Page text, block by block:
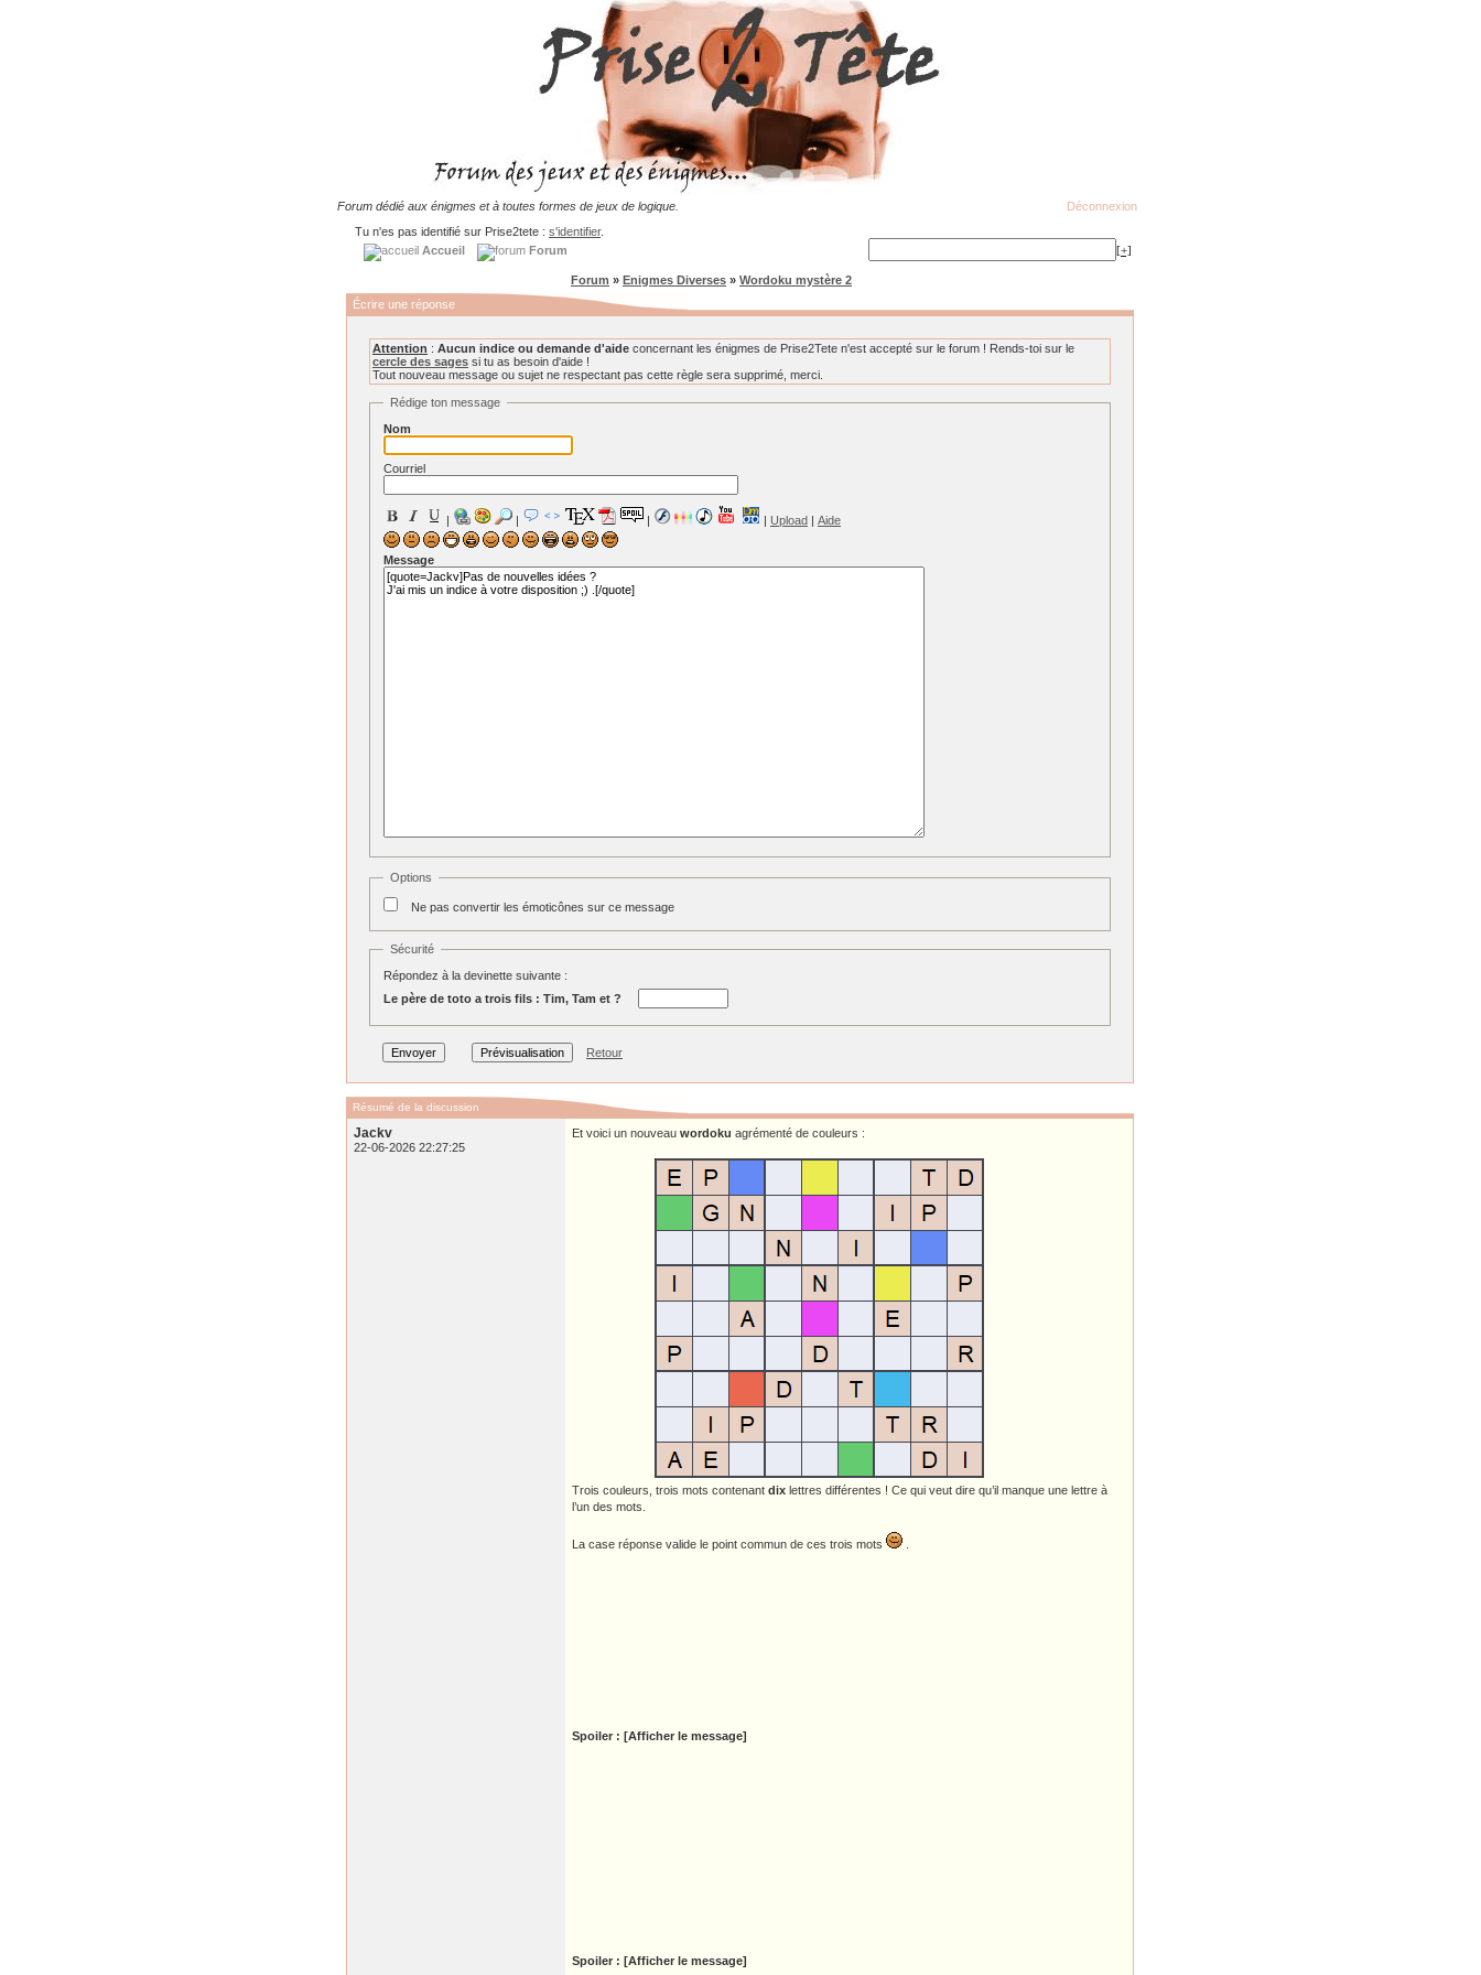
Forum dédié aux énigmes et à toutes formes de jeux de logique.
Déconnexion
Tu n'es pas identifié sur Prise2tete : s'identifier.
Accueil
Forum [+]
Forum » Enigmes Diverses » Wordoku mystère 2
Écrire une réponse
Attention : Aucun indice ou demande d'aide concernant les énigmes de Prise2Tete n'est accepté sur le forum ! Rends-toi sur le
cercle des sages si tu as besoin d'aide !
Tout nouveau message ou sujet ne respectant pas cette règle sera supprimé, merci.
Rédige ton message
Nom
Courriel
| | | | Upload | Aide
Message
Options
Ne pas convertir les émoticônes sur ce message
Sécurité
Répondez à la devinette suivante :
Le père de toto a trois fils : Tim, Tam et ?
Retour
Résumé de la discussion
Jackv
22-06-2026 22:27:25
Et voici un nouveau wordoku agrémenté de couleurs :
Trois couleurs, trois mots contenant dix lettres différentes ! Ce qui veut dire qu’il manque une lettre à
l’un des mots.
La case réponse valide le point commun de ces trois mots
Spoiler : [Afficher le message]
Spoiler : [Afficher le message]